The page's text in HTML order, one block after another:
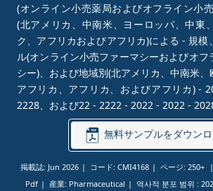
(オンライン小売薬局およびオフライン小
(北アメリカ、中南米、ヨーロッパ、中東
ク、アフリカおよびアフリカ)による - 規模
ル(オンライン小売ファーマシーおよびオフ
シー)、および地域別(北アメリカ、中南米、
アフリカ、アフリカ、およびアフリカ) -
2228、および22 - 2222 - 2022 - 2022 -
無料サンプルをダウン
掲載誌: Jun 2026 コード: CMI4168 ページ: 250+
Pdf
産業: Pharmaceutical 역사적 분포 범위 :